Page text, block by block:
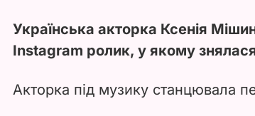
Українська акторка Ксенія
Instagram ролик, у якому знялася
Акторка під музику станцювала